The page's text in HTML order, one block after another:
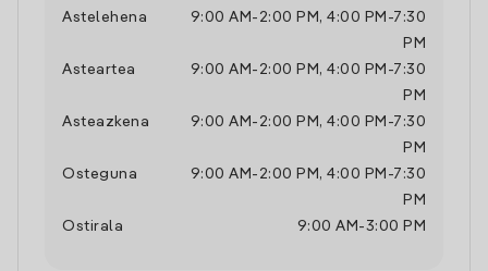
Astelehena
9:00 AM - 2:00 PM , 4:00 PM -7:30
PM
Asteartea
9:00 AM - 2:00 PM , 4:00 PM -7:30
PM
Asteazkena
9:00 AM - 2:00 PM , 4:00 PM -7:30
PM
Osteguna
9:00 AM - 2:00 PM , 4:00 PM -7:30
PM
Ostirala
9:00 AM -3:00 PM